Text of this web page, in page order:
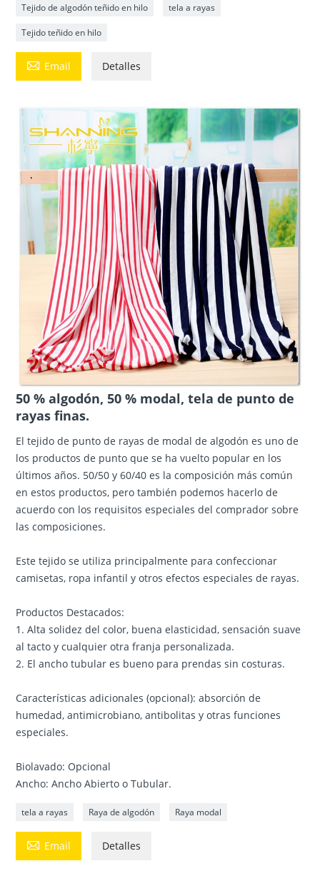
Tejido de algodón teñido en hilo tela a rayas
Tejido teñido en hilo
 Email Detalles
50 % algodón, 50 % modal, tela de punto de
rayas finas.
El tejido de punto de rayas de modal de algodón es uno de
los productos de punto que se ha vuelto popular en los
últimos años. 50/50 y 60/40 es la composición más común
en estos productos, pero también podemos hacerlo de
acuerdo con los requisitos especiales del comprador sobre
las composiciones.
Este tejido se utiliza principalmente para confeccionar
camisetas, ropa infantil y otros efectos especiales de rayas.
Productos Destacados:
1. Alta solidez del color, buena elasticidad, sensación suave
al tacto y cualquier otra franja personalizada.
2. El ancho tubular es bueno para prendas sin costuras.
Características adicionales (opcional): absorción de
humedad, antimicrobiano, antibolitas y otras funciones
especiales.
Biolavado: Opcional
Ancho: Ancho Abierto o Tubular.
tela a rayas Raya de algodón Raya modal
 Email Detalles